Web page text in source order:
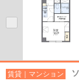
賃貸｜マンション